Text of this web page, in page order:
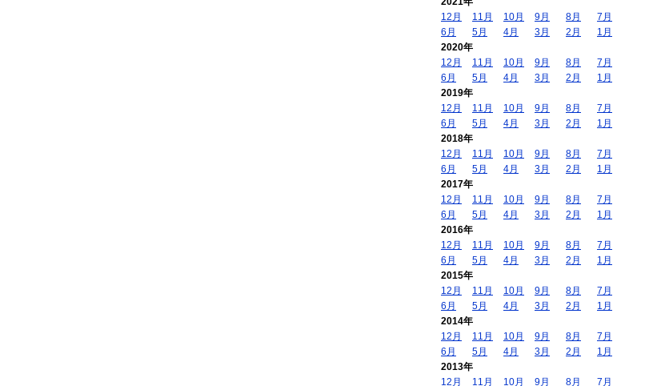
12月
11月 10月 9月 8月
7月
6月
5月 4月 3月 2月
1月
2020年
12月
11月 10月 9月 8月
7月
6月
5月 4月 3月 2月
1月
2019年
12月
11月 10月 9月 8月
7月
6月
5月 4月 3月 2月
1月
2018年
12月
11月 10月 9月 8月
7月
6月
5月 4月 3月 2月
1月
2017年
12月
11月 10月 9月 8月
7月
6月
5月 4月 3月 2月
1月
2016年
12月
11月 10月 9月 8月
7月
6月
5月 4月 3月 2月
1月
2015年
12月
11月 10月 9月 8月
7月
6月
5月 4月 3月 2月
1月
2014年
12月
11月 10月 9月 8月
7月
6月
5月 4月 3月 2月
1月
2013年
12月
11月 10月 9月 8月 7月